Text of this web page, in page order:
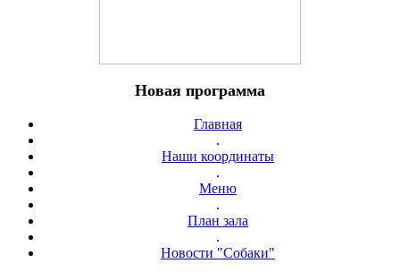
Новая программа
Главная
.
Наши координаты
.
Меню
.
План зала
.
Новости "Собаки"